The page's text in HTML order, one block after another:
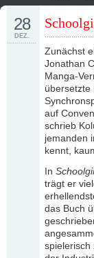
28
DEZ.
Zunächst
Jonathan
Manga-
übersetzte
auf
schrieb
jemanden
kennt,
In
trägt er
das Buch
spielerisch